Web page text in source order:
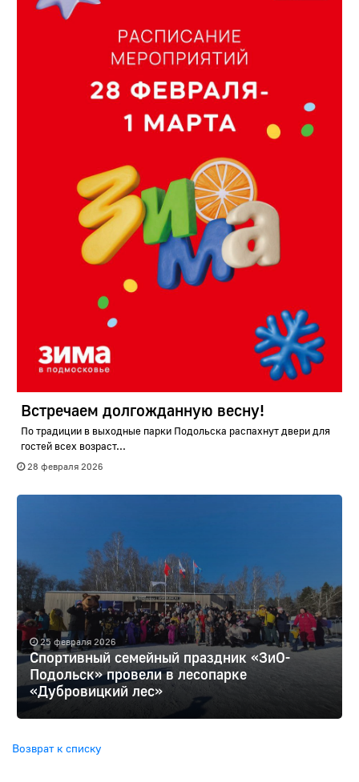
Встречаем долгожданную весну!
По традиции в выходные парки Подольска распахнут двери для
гостей всех возраст...
28 февраля 2026
25 февраля 2026
Спортивный семейный праздник «ЗиО-
Подольск» провели в лесопарке
«Дубровицкий лес»
Возврат к списку